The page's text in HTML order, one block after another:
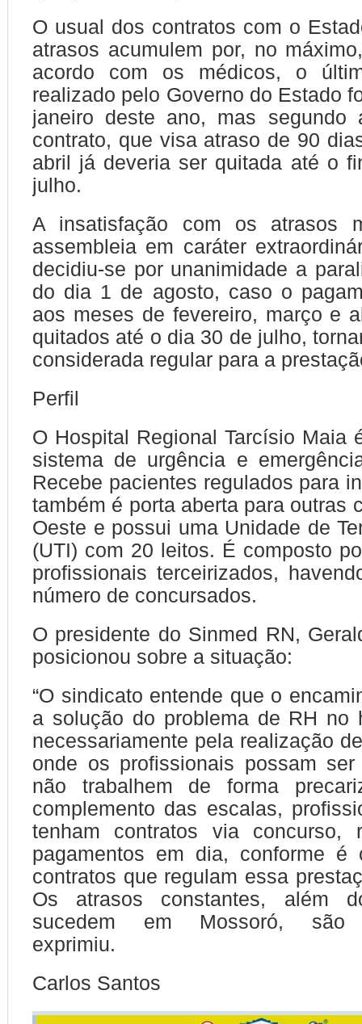
O usual dos contratos com o
atrasos acumulem por, no
acordo com os médicos, o
realizado pelo Governo do Estado
janeiro deste ano, mas segundo
contrato, que visa atraso de 90
abril já deveria ser quitada até o
julho.
A insatisfação com os atrasos
assembleia em caráter
decidiu-se por unanimidade a
do dia 1 de agosto, caso o
aos meses de fevereiro, março e
quitados até o dia 30 de julho,
considerada regular para a
Perfil
O Hospital Regional Tarcísio Maia
sistema de urgência e
Recebe pacientes regulados para
também é porta aberta para outras
Oeste e possui uma Unidade de
(UTI) com 20 leitos. É composto
profissionais terceirizados,
número de concursados.
O presidente do Sinmed RN,
posicionou sobre a situação:
“O sindicato entende que o
a solução do problema de RH no
necessariamente pela realização
onde os profissionais possam
não trabalhem de forma
complemento das escalas,
tenham contratos via concurso,
pagamentos em dia, conforme é
contratos que regulam essa
Os atrasos constantes, além
sucedem em Mossoró, são
exprimiu.
Carlos Santos